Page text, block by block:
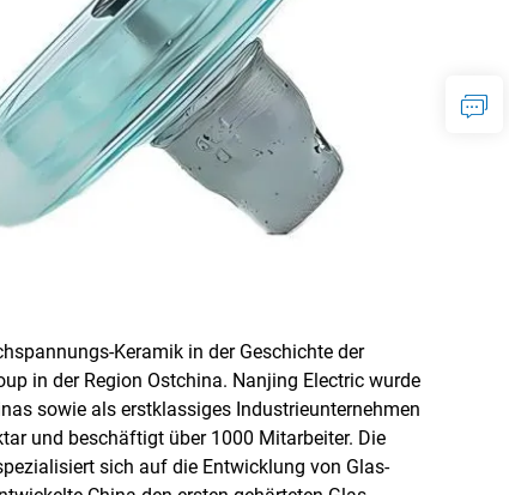
Keramik in der Geschichte der
in der Region Ostchina. Nanjing Electric wurde
sowie als erstklassiges Industrieunternehmen
und beschäftigt über 1000 Mitarbeiter. Die
sich auf die Entwicklung von Glas-